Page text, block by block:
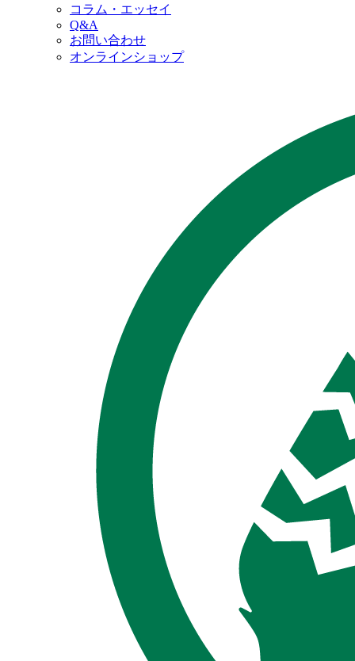
コラム・エッセイ
Q&A
お問い合わせ
オンラインショップ